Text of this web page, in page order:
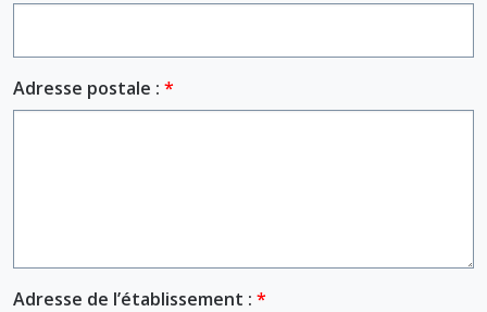
Adresse postale :
Adresse de l’établissement :